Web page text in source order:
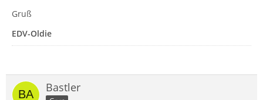
Gruß
EDV-Oldie
Bastler